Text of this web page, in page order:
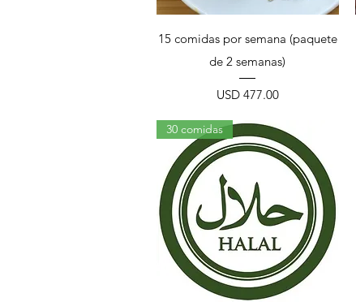
Vista rápida
15 comidas por semana (paquete
de 2 semanas)
Precio
USD 477.00
30 comidas